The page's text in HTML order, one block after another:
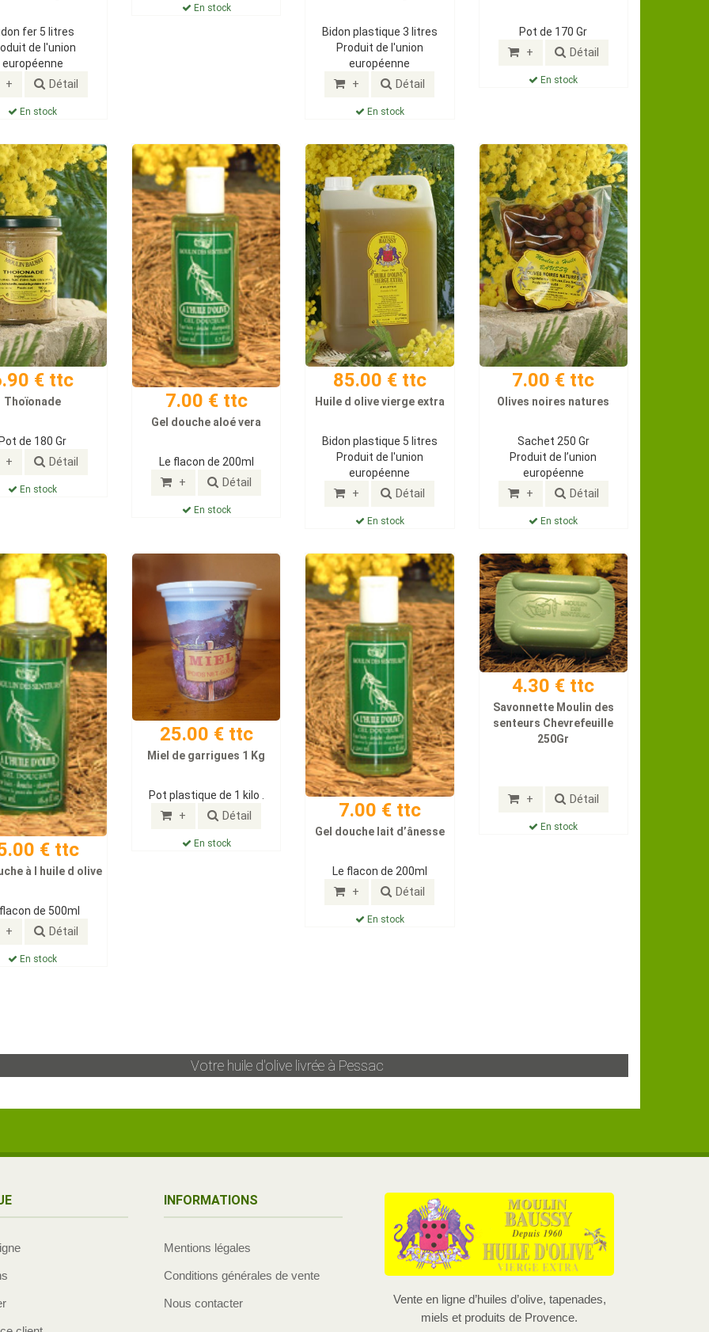
fer 5 litres
de l'union
européenne
+ Détail
En stock
En stock
Bidon plastique 3 litres
Produit de l'union
européenne
+ Détail
En stock
Pot de 170 Gr
+ Détail
En stock
€ ttc
Thoïonade
de 180 Gr
+ Détail
En stock
7.00 € ttc
Gel douche aloé vera
Le flacon de 200ml
+ Détail
En stock
85.00 € ttc
Huile d olive vierge extra
Bidon plastique 5 litres
Produit de l'union
européenne
+ Détail
En stock
7.00 € ttc
Olives noires natures
Sachet 250 Gr
Produit de l’union
européenne
+ Détail
En stock
€ ttc
à l huile d olive
de 500ml
+ Détail
En stock
25.00 € ttc
Miel de garrigues 1 Kg
Pot plastique de 1 kilo .
+ Détail
En stock
7.00 € ttc
Gel douche lait d’ânesse
Le flacon de 200ml
+ Détail
En stock
4.30 € ttc
Savonnette Moulin des
senteurs Chevrefeuille
250Gr
+ Détail
En stock
Votre huile d'olive livrée à Pessac
INFORMATIONS
Mentions légales
Conditions générales de vente
Nous contacter
Vente en ligne d’huiles d’olive, tapenades,
miels et produits de Provence.